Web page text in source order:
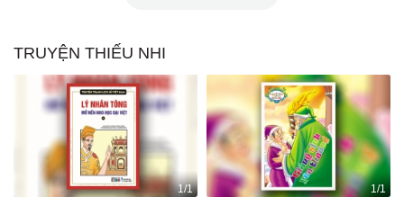
TRUYỆN THIẾU NHI
1/1 1/1